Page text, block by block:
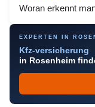
Woran erkennt
EXPERTEN IN
Kfz-versicherung
in Rosenheim